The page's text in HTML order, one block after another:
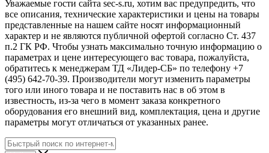
Уважаемые гости сайта sec-s.ru, хотим вас предупредить, что
все описания, технические характеристики и цены на товары
представленные на нашем сайте носят информационный
характер и не являются публичной офертой согласно Ст. 437
п.2 ГК РФ. Чтобы узнать максимально точную информацию о
параметрах и цене интересующего вас товара, пожалуйста,
обратитесь к менеджерам ТД «Лидер-СБ» по телефону +7
(495) 642-70-39. Производители могут изменить параметры
того или иного товара и не поставить нас в об этом в
известность, из-за чего в момент заказа конкретного
оборудования его внешний вид, комплектация, цена и другие
параметры могут отличаться от указанных ранее.